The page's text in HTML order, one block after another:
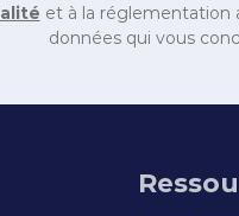
et à la réglementation
données qui vous